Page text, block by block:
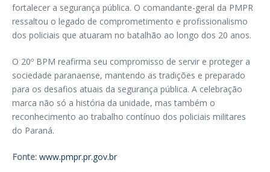
fortalecer a segurança pública. O comandante-geral da PMPR
ressaltou o legado de comprometimento e profissionalismo
dos policiais que atuaram no batalhão ao longo dos 20 anos.
O 20º BPM reafirma seu compromisso de servir e proteger a
sociedade paranaense, mantendo as tradições e preparado
para os desafios atuais da segurança pública. A celebração
marca não só a história da unidade, mas também o
reconhecimento ao trabalho contínuo dos policiais militares
do Paraná.
Fonte: www.pmpr.pr.gov.br